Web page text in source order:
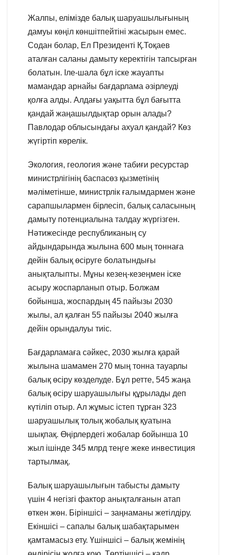
Жалпы, елімізде балық шаруашылығының
дамуы көңіл көншітпейтіні жасырын емес.
Содан болар, Ел Президенті Қ.Тоқаев
аталған саланы дамыту керектігін тапсырған
болатын. Іле-шала бұл іске жауапты
мамандар арнайы бағдарлама әзірлеуді
қолға алды. Алдағы уақытта бұл бағытта
қандай жаңашылдықтар орын алады?
Павлодар облысындағы ахуал қандай? Көз
жүгіртіп көрелік.
Экология, геология және табиғи ресурстар
министрлігінің баспасөз қызметінің
мәліметінше, министрлік ғалымдармен және
сарапшылармен бірлесіп, балық саласының
дамыту потенциалына талдау жүргізген.
Нәтижесінде республиканың су
айдындарында жылына 600 мың тоннаға
дейін балық өсіруге болатындығы
анықталыпты. Мұны кезең-кезеңмен іске
асыру жоспарланып отыр. Болжам
бойынша, жоспардың 45 пайызы 2030
жылы, ал қалған 55 пайызы 2040 жылға
дейін орындалуы тиіс.
Бағдарламаға сәйкес, 2030 жылға қарай
жылына шамамен 270 мың тонна тауарлы
балық өсіру көзделуде. Бұл ретте, 545 жаңа
балық өсіру шаруашылығы құрылады деп
күтіліп отыр. Ал жұмыс істеп тұрған 323
шаруашылық толық жобалық қуатына
шықпақ. Өңірлердегі жобалар бойынша 10
жыл ішінде 345 млрд теңге жеке инвестиция
тартылмақ.
Балық шаруашылығын табысты дамыту
үшін 4 негізгі фактор анықталғанын атап
өткен жөн. Біріншісі – заңнаманы жетілдіру.
Екіншісі – сапалы балық шабақтарымен
қамтамасыз ету. Үшіншісі – балық жемінің